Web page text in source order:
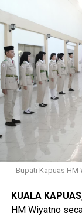
karena
Kabupaten
serangkaian
Ia menyebutkan
terdiri dari
diberangkatkan
Wisata
Jamnas pada
“Mereka akan
Indonesia
Tenggara. Ini
anak-anak
ujarnya. (Ujg/SB)
Bupati Kapuas HM
KUALA
HM Wiyatno